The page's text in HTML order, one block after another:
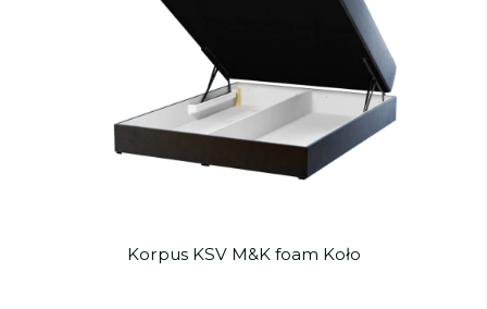
Korpus KSV M&K foam Koło